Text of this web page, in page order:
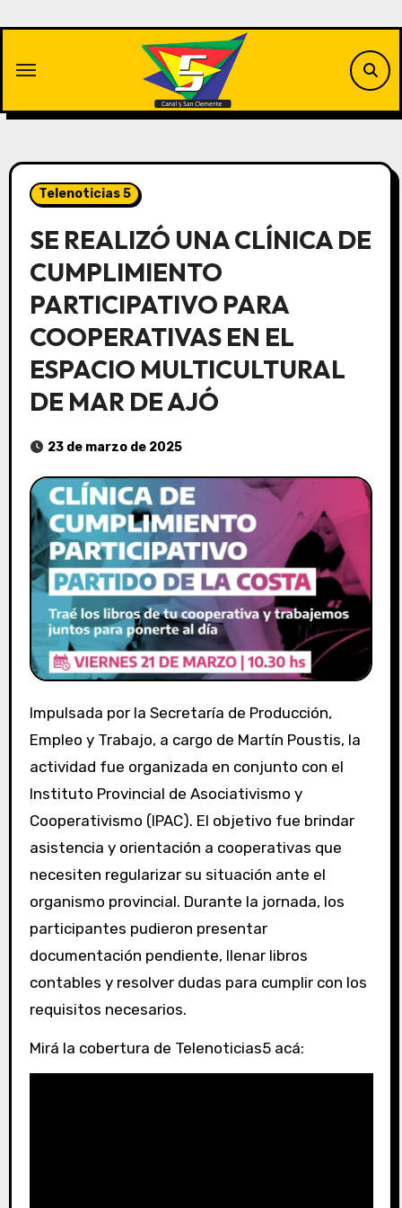
contenido
Telenoticias 5
SE REALIZÓ UNA CLÍNICA DE
CUMPLIMIENTO
PARTICIPATIVO PARA
COOPERATIVAS EN EL
ESPACIO MULTICULTURAL
DE MAR DE AJÓ
23 de marzo de 2025
Impulsada por la Secretaría de Producción,
Empleo y Trabajo, a cargo de Martín Poustis, la
actividad fue organizada en conjunto con el
Instituto Provincial de Asociativismo y
Cooperativismo (IPAC). El objetivo fue brindar
asistencia y orientación a cooperativas que
necesiten regularizar su situación ante el
organismo provincial. Durante la jornada, los
participantes pudieron presentar
documentación pendiente, llenar libros
contables y resolver dudas para cumplir con los
requisitos necesarios.
Mirá la cobertura de Telenoticias5 acá: